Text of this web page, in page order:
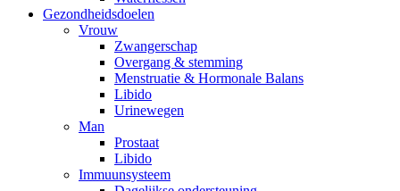
Gezondheidsdoelen
Vrouw
Zwangerschap
Overgang & stemming
Menstruatie & Hormonale Balans
Libido
Urinewegen
Man
Prostaat
Libido
Immuunsysteem